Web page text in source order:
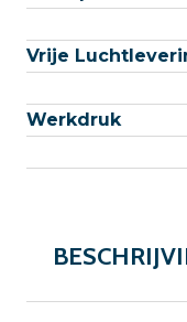
Vrije
Werkdruk